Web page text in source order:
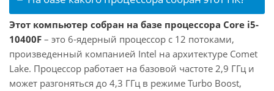
Этот компьютер собран на базе процессора Core i5-
10400F – это 6-ядерный процессор с 12 потоками,
произведенный компанией Intel на архитектуре Comet
Lake. Процессор работает на базовой частоте 2,9 ГГц и
может разгоняться до 4,3 ГГц в режиме Turbo Boost,